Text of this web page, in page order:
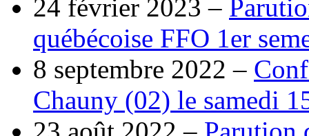
24 février 2023 –
québécoise FFO 1er
8 septembre 2022 –
Chauny (02) le samedi